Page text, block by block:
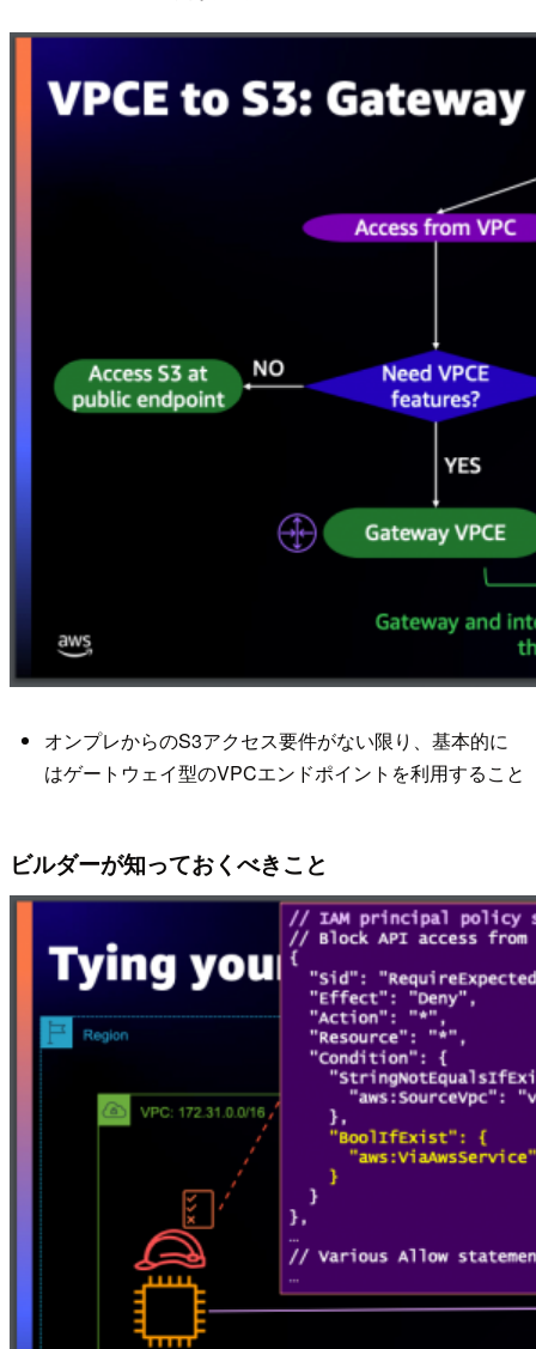
オンプレからのS3アクセス要件がない限り、基本的に
はゲートウェイ型のVPCエンドポイントを利用すること
ビルダーが知っておくべきこと